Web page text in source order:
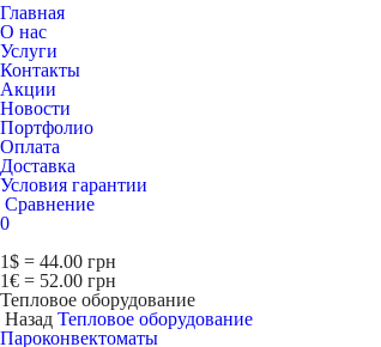
Главная
О нас
Услуги
Контакты
Акции
Новости
Портфолио
Оплата
Доставка
Условия гарантии
Сравнение
0
1$ = 44.00 грн
1€ = 52.00 грн
Тепловое оборудование
Назад Тепловое оборудование
Пароконвектоматы